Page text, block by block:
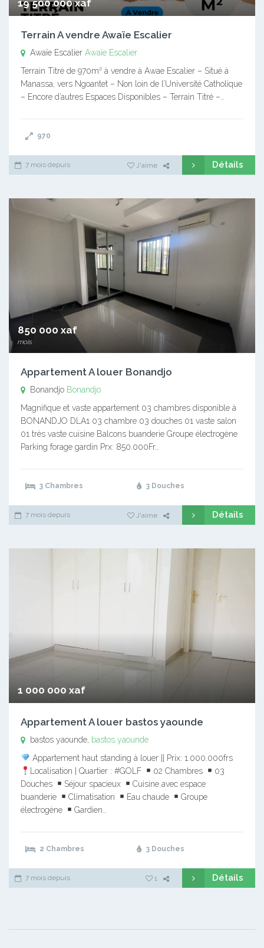
19 500 000 xaf
Terrain A vendre Awaïe Escalier
Awaïe Escalier Awaïe Escalier
Terrain Titré de 970m² à vendre à Awae Escalier – Situé à
Manassa, vers Ngoantet – Non loin de l’Université Catholique
– Encore d’autres Espaces Disponibles – Terrain Titré –…
970
7 mois depuis J'aime Détails
850 000 xaf
mois
Appartement A louer Bonandjo
Bonandjo Bonandjo
Magnifique et vaste appartement 03 chambres disponible à
BONANDJO DLA1 03 chambre 03 douches 01 vaste salon
01 très vaste cuisine Balcons buanderie Groupe électrogène
Parking forage gardin Prx: 850.000Fr…
3 Chambres 3 Douches
7 mois depuis J'aime Détails
1 000 000 xaf
Appartement A louer bastos yaounde
bastos yaounde, bastos yaounde
Appartement haut standing à louer || Prix: 1.000.000frs
Localisation | Quartier : #GOLF
02 Chambres
03
Douches
Séjour spacieux
Cuisine avec espace
buanderie
Climatisation Eau chaude
Groupe
électrogène
Gardien…
2 Chambres 3 Douches
7 mois depuis 1 Détails